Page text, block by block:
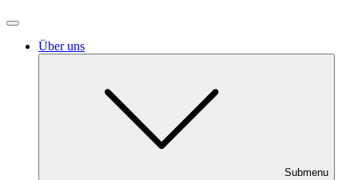
Über uns
Submenu